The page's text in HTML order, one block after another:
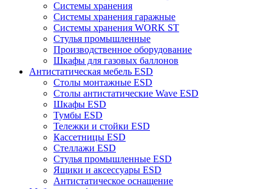
Системы хранения
Системы хранения гаражные
Системы хранения WORK ST
Стулья промышленные
Производственное оборудование
Шкафы для газовых баллонов
Антистатическая мебель ESD
Столы монтажные ESD
Столы антистатические Wave ESD
Шкафы ESD
Тумбы ESD
Тележки и стойки ESD
Кассетницы ESD
Стеллажи ESD
Стулья промышленные ESD
Ящики и аксессуары ESD
Антистатическое оснащение